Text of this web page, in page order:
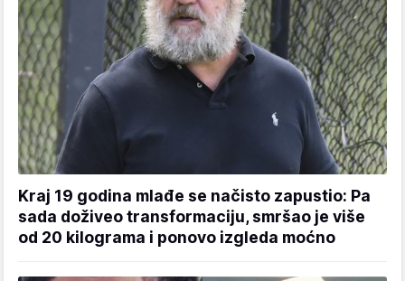
Kraj 19 godina mlađe se načisto zapustio: Pa
sada doživeo transformaciju, smršao je više
od 20 kilograma i ponovo izgleda moćno